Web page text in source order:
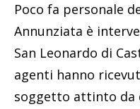
Poco fa personale
Annunziata è
San Leonardo di
agenti hanno
soggetto attinto da